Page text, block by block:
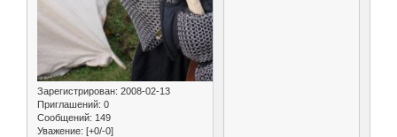
Зарегистрирован: 2008-02-13
Приглашений: 0
Сообщений: 149
Уважение: [+0/-0]